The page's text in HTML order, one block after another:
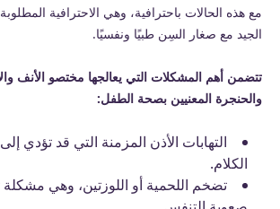
مع هذه الحالات باحترافية، وهي الاحترافية
الجيد مع صغار السِن طبيًا ونفسيًا.
تتضمن أهم المشكلات التي يعالجها مختصو الأنف
والحنجرة المعنيين بصحة الطفل:
التهابات الأذن المزمنة التي قد تؤدي
الكلام.
تضخم اللحمية أو اللوزتين، وهي